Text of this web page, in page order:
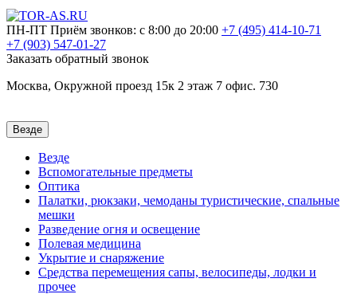
ПН-ПТ Приём звонков: с 8:00 до 20:00 +7 (495) 414-10-71
+7 (903) 547-01-27
Заказать обратный звонок
Москва, Окружной проезд 15к 2 этаж 7 офис. 730
Везде
Везде
Вспомогательные предметы
Оптика
Палатки, рюкзаки, чемоданы туристические, спальные
мешки
Разведение огня и освещение
Полевая медицина
Укрытие и снаряжение
Средства перемещения сапы, велосипеды, лодки и
прочее